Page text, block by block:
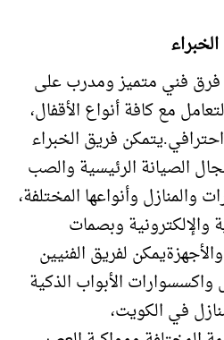
فني متميز ومدرب على
مع كافة أنواع الأقفال،
فريق الخبراء
الصيانة الرئيسية والصب
والمنازل وأنواعها المختلفة،
والإلكترونية وبصمات
لفريق الفنيين
الأبواب الذكية
في الكويت،